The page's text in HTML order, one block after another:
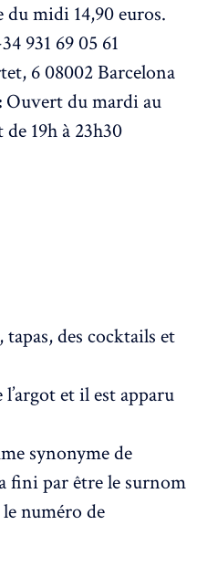
midi 14,90 euros.
931 69 05 61
6 08002 Barcelona
Ouvert du mardi au
de 19h à 23h30
des cocktails et
l’argot et il est apparu
synonyme de
fini par être le surnom
numéro de